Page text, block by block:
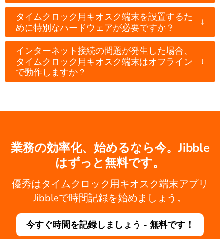
タイムクロック用キオスク端末を設置するた
めに特別なハードウェアが必要ですか？
↓
インターネット接続の問題が発生した場合、
タイムクロック用キオスク端末はオフライン
で動作しますか？
↓
業務の効率化、始めるなら今。Jibble
はずっと無料です。
優秀はタイムクロック用キオスク端末アプリ
Jibbleで時間記録を始めましょう。
今すぐ時間を記録しましょう - 無料です！